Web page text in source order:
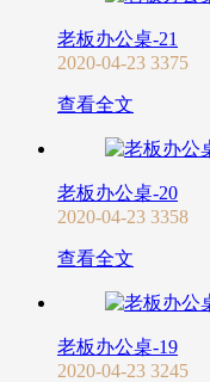
老板办公桌-21
2020-04-23 3375
查看全文
老板办公桌-20
2020-04-23 3358
查看全文
老板办公桌-19
2020-04-23 3245